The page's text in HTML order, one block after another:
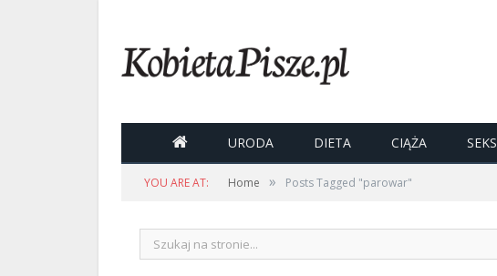
 URODA DIETA CIĄŻA SEKS
YOU ARE AT: Home » Posts Tagged "parowar"